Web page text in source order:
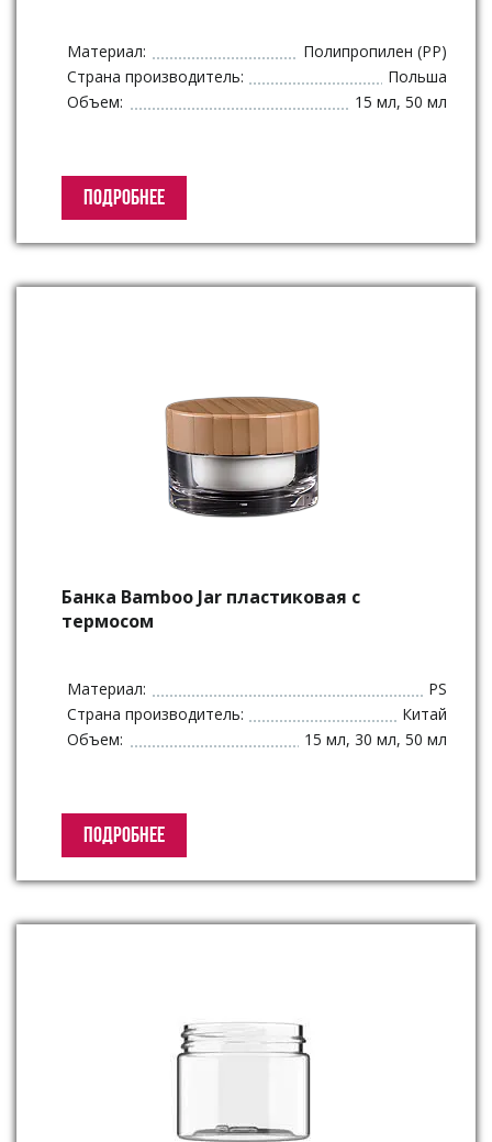
Материал:
Полипропилен (PP)
Страна производитель:
Польша
Объем:
15 мл, 50 мл
ПОДРОБНЕЕ
Банка Bamboo Jar пластиковая с
термосом
Материал:
PS
Страна производитель:
Китай
Объем:
15 мл, 30 мл, 50 мл
ПОДРОБНЕЕ